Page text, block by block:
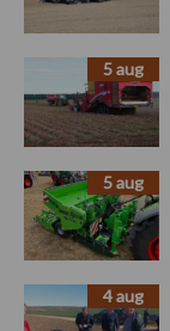
5 aug
5 aug
4 aug